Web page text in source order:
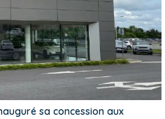
sa concession aux